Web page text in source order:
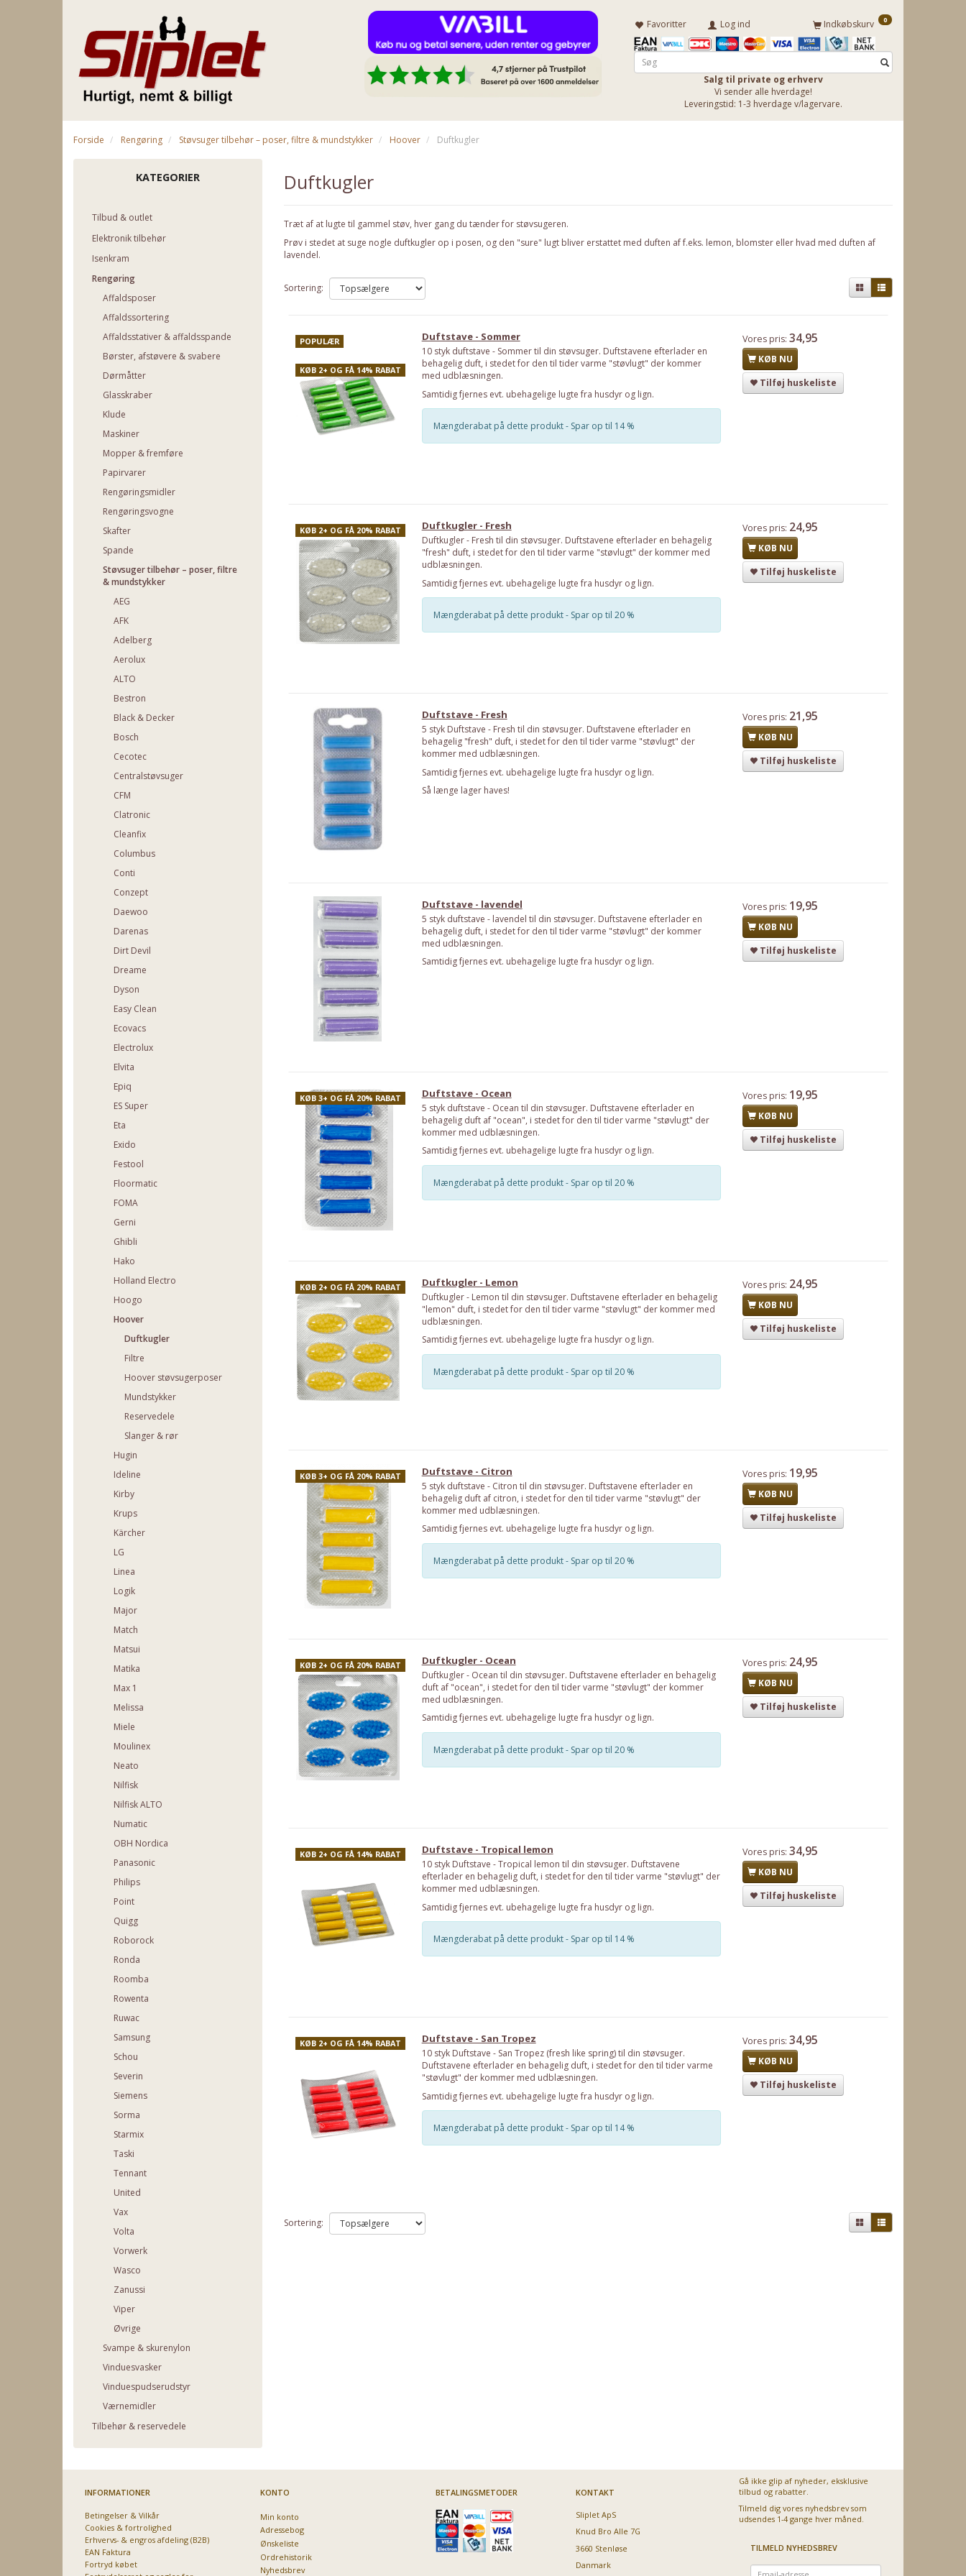
Indkøbskurv 0
Favoritter Log ind
Salg til private og erhverv
Vi sender alle hverdage!
Leveringstid: 1-3 hverdage v/lagervare.
Forside Rengøring Støvsuger tilbehør – poser, filtre & mundstykker Hoover Duftkugler
KATEGORIER
Tilbud & outlet
Elektronik tilbehør
Isenkram
Rengøring
Affaldsposer
Affaldssortering
Affaldsstativer & affaldsspande
Børster, afstøvere & svabere
Dørmåtter
Glasskraber
Klude
Maskiner
Mopper & fremføre
Papirvarer
Rengøringsmidler
Rengøringsvogne
Skafter
Spande
Støvsuger tilbehør – poser, filtre
& mundstykker
AEG
AFK
Adelberg
Aerolux
ALTO
Bestron
Black & Decker
Bosch
Cecotec
Centralstøvsuger
CFM
Clatronic
Cleanfix
Columbus
Conti
Conzept
Daewoo
Darenas
Dirt Devil
Dreame
Dyson
Easy Clean
Ecovacs
Electrolux
Elvita
Epiq
ES Super
Eta
Exido
Festool
Floormatic
FOMA
Gerni
Ghibli
Hako
Holland Electro
Hoogo
Hoover
Duftkugler
Filtre
Hoover støvsugerposer
Mundstykker
Reservedele
Slanger & rør
Hugin
Ideline
Kirby
Krups
Kärcher
LG
Linea
Logik
Major
Match
Matsui
Matika
Max 1
Melissa
Miele
Moulinex
Neato
Nilfisk
Nilfisk ALTO
Numatic
OBH Nordica
Panasonic
Philips
Point
Quigg
Roborock
Ronda
Roomba
Rowenta
Ruwac
Samsung
Schou
Severin
Siemens
Sorma
Starmix
Taski
Tennant
United
Vax
Volta
Vorwerk
Wasco
Zanussi
Viper
Øvrige
Svampe & skurenylon
Vinduesvasker
Vinduespudserudstyr
Værnemidler
Tilbehør & reservedele
Duftkugler
Træt af at lugte til gammel støv, hver gang du tænder for støvsugeren.
Prøv i stedet at suge nogle duftkugler op i posen, og den "sure" lugt bliver erstattet med duften af f.eks. lemon, blomster eller hvad med duften af
lavendel.
Sortering:
POPULÆR
KØB 2+ OG FÅ 14% RABAT
Duftstave - Sommer
10 styk duftstave - Sommer til din støvsuger. Duftstavene efterlader en
behagelig duft, i stedet for den til tider varme "støvlugt" der kommer
med udblæsningen.
Samtidig fjernes evt. ubehagelige lugte fra husdyr og lign.
Mængderabat på dette produkt - Spar op til 14 %
Vores pris: 34,95
KØB NU
Tilføj huskeliste
KØB 2+ OG FÅ 20% RABAT Duftkugler - Fresh
Duftkugler - Fresh til din støvsuger. Duftstavene efterlader en behagelig
"fresh" duft, i stedet for den til tider varme "støvlugt" der kommer med
udblæsningen.
Samtidig fjernes evt. ubehagelige lugte fra husdyr og lign.
Mængderabat på dette produkt - Spar op til 20 %
Vores pris: 24,95
KØB NU
Tilføj huskeliste
Duftstave - Fresh
5 styk Duftstave - Fresh til din støvsuger. Duftstavene efterlader en
behagelig "fresh" duft, i stedet for den til tider varme "støvlugt" der
kommer med udblæsningen.
Samtidig fjernes evt. ubehagelige lugte fra husdyr og lign.
Så længe lager haves!
Vores pris: 21,95
KØB NU
Tilføj huskeliste
Duftstave - lavendel
5 styk duftstave - lavendel til din støvsuger. Duftstavene efterlader en
behagelig duft, i stedet for den til tider varme "støvlugt" der kommer
med udblæsningen.
Samtidig fjernes evt. ubehagelige lugte fra husdyr og lign.
Vores pris: 19,95
KØB NU
Tilføj huskeliste
KØB 3+ OG FÅ 20% RABAT Duftstave - Ocean
5 styk duftstave - Ocean til din støvsuger. Duftstavene efterlader en
behagelig duft af "ocean", i stedet for den til tider varme "støvlugt" der
kommer med udblæsningen.
Samtidig fjernes evt. ubehagelige lugte fra husdyr og lign.
Mængderabat på dette produkt - Spar op til 20 %
Vores pris: 19,95
KØB NU
Tilføj huskeliste
KØB 2+ OG FÅ 20% RABAT Duftkugler - Lemon
Duftkugler - Lemon til din støvsuger. Duftstavene efterlader en behagelig
"lemon" duft, i stedet for den til tider varme "støvlugt" der kommer med
udblæsningen.
Samtidig fjernes evt. ubehagelige lugte fra husdyr og lign.
Mængderabat på dette produkt - Spar op til 20 %
Vores pris: 24,95
KØB NU
Tilføj huskeliste
KØB 3+ OG FÅ 20% RABAT Duftstave - Citron
5 styk duftstave - Citron til din støvsuger. Duftstavene efterlader en
behagelig duft af citron, i stedet for den til tider varme "støvlugt" der
kommer med udblæsningen.
Samtidig fjernes evt. ubehagelige lugte fra husdyr og lign.
Mængderabat på dette produkt - Spar op til 20 %
Vores pris: 19,95
KØB NU
Tilføj huskeliste
KØB 2+ OG FÅ 20% RABAT Duftkugler - Ocean
Duftkugler - Ocean til din støvsuger. Duftstavene efterlader en behagelig
duft af "ocean", i stedet for den til tider varme "støvlugt" der kommer
med udblæsningen.
Samtidig fjernes evt. ubehagelige lugte fra husdyr og lign.
Mængderabat på dette produkt - Spar op til 20 %
Vores pris: 24,95
KØB NU
Tilføj huskeliste
KØB 2+ OG FÅ 14% RABAT Duftstave - Tropical lemon
10 styk Duftstave - Tropical lemon til din støvsuger. Duftstavene
efterlader en behagelig duft, i stedet for den til tider varme "støvlugt" der
kommer med udblæsningen.
Samtidig fjernes evt. ubehagelige lugte fra husdyr og lign.
Mængderabat på dette produkt - Spar op til 14 %
Vores pris: 34,95
KØB NU
Tilføj huskeliste
KØB 2+ OG FÅ 14% RABAT Duftstave - San Tropez
10 styk Duftstave - San Tropez (fresh like spring) til din støvsuger.
Duftstavene efterlader en behagelig duft, i stedet for den til tider varme
"støvlugt" der kommer med udblæsningen.
Samtidig fjernes evt. ubehagelige lugte fra husdyr og lign.
Mængderabat på dette produkt - Spar op til 14 %
Vores pris: 34,95
KØB NU
Tilføj huskeliste
Sortering:
INFORMATIONER
Betingelser & Vilkår
Cookies & fortrolighed
Erhvervs- & engros afdeling (B2B)
EAN Faktura
Fortryd købet
KONTO
Min konto
Adressebog
Ønskeliste
Ordrehistorik
Nyhedsbrev
BETALINGSMETODER KONTAKT
Sliplet ApS
Knud Bro Alle 7G
3660 Stenløse
Danmark
Gå ikke glip af nyheder, eksklusive
tilbud og rabatter.
Tilmeld dig vores nyhedsbrev som
udsendes 1-4 gange hver måned.
TILMELD NYHEDSBREV
Email-